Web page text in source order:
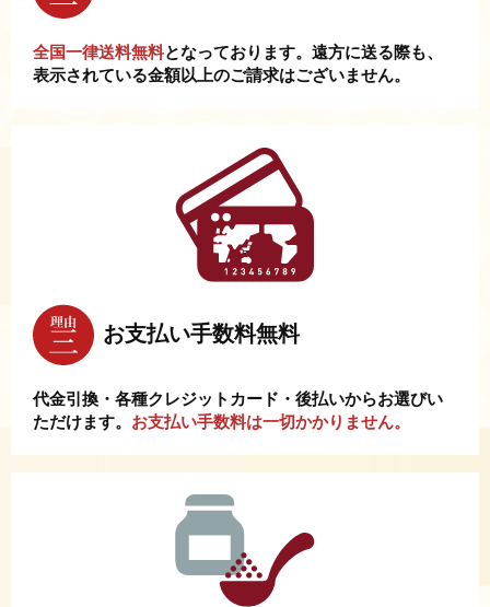
全国一律送料無料となっております。遠方に送る際も、
表示されている金額以上のご請求はございません。
お支払い手数料無料
代金引換・各種クレジットカード・後払いからお選びい
ただけます。 お支払い手数料は一切かかりません。